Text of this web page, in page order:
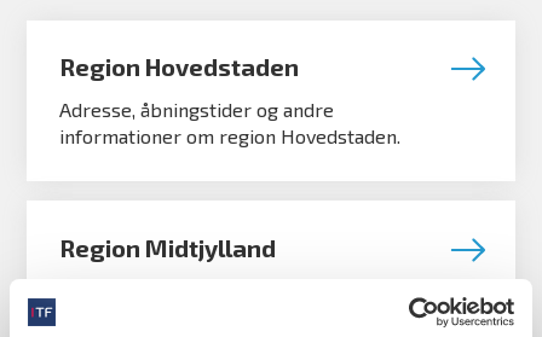
Region Hovedstaden
Adresse, åbningstider og andre
informationer om region Hovedstaden.
Region Midtjylland